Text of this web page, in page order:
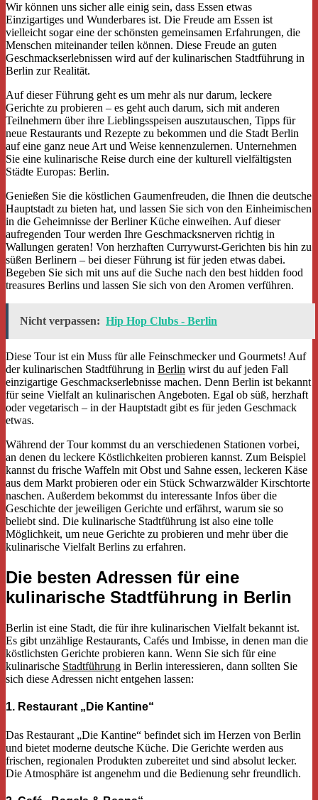
Wir können uns sicher alle einig sein, dass Essen etwas
Einzigartiges und Wunderbares ist. Die Freude am Essen ist
vielleicht sogar eine der schönsten gemeinsamen Erfahrungen, die
Menschen miteinander teilen können. Diese Freude an guten
Geschmackserlebnissen wird auf der kulinarischen Stadtführung in
Berlin zur Realität.
Auf dieser Führung geht es um mehr als nur darum, leckere
Gerichte zu probieren – es geht auch darum, sich mit anderen
Teilnehmern über ihre Lieblingsspeisen auszutauschen, Tipps für
neue Restaurants und Rezepte zu bekommen und die Stadt Berlin
auf eine ganz neue Art und Weise kennenzulernen. Unternehmen
Sie eine kulinarische Reise durch eine der kulturell vielfältigsten
Städte Europas: Berlin.
Genießen Sie die köstlichen Gaumenfreuden, die Ihnen die deutsche
Hauptstadt zu bieten hat, und lassen Sie sich von den Einheimischen
in die Geheimnisse der Berliner Küche einweihen. Auf dieser
aufregenden Tour werden Ihre Geschmacksnerven richtig in
Wallungen geraten! Von herzhaften Currywurst-Gerichten bis hin zu
süßen Berlinern – bei dieser Führung ist für jeden etwas dabei.
Begeben Sie sich mit uns auf die Suche nach den best hidden food
treasures Berlins und lassen Sie sich von den Aromen verführen.
Nicht verpassen: Hip Hop Clubs - Berlin
Diese Tour ist ein Muss für alle Feinschmecker und Gourmets! Auf
der kulinarischen Stadtführung in Berlin wirst du auf jeden Fall
einzigartige Geschmackserlebnisse machen. Denn Berlin ist bekannt
für seine Vielfalt an kulinarischen Angeboten. Egal ob süß, herzhaft
oder vegetarisch – in der Hauptstadt gibt es für jeden Geschmack
etwas.
Während der Tour kommst du an verschiedenen Stationen vorbei,
an denen du leckere Köstlichkeiten probieren kannst. Zum Beispiel
kannst du frische Waffeln mit Obst und Sahne essen, leckeren Käse
aus dem Markt probieren oder ein Stück Schwarzwälder Kirschtorte
naschen. Außerdem bekommst du interessante Infos über die
Geschichte der jeweiligen Gerichte und erfährst, warum sie so
beliebt sind. Die kulinarische Stadtführung ist also eine tolle
Möglichkeit, um neue Gerichte zu probieren und mehr über die
kulinarische Vielfalt Berlins zu erfahren.
Die besten Adressen für eine
kulinarische Stadtführung in Berlin
Berlin ist eine Stadt, die für ihre kulinarischen Vielfalt bekannt ist.
Es gibt unzählige Restaurants, Cafés und Imbisse, in denen man die
köstlichsten Gerichte probieren kann. Wenn Sie sich für eine
kulinarische Stadtführung in Berlin interessieren, dann sollten Sie
sich diese Adressen nicht entgehen lassen:
1. Restaurant „Die Kantine“
Das Restaurant „Die Kantine“ befindet sich im Herzen von Berlin
und bietet moderne deutsche Küche. Die Gerichte werden aus
frischen, regionalen Produkten zubereitet und sind absolut lecker.
Die Atmosphäre ist angenehm und die Bedienung sehr freundlich.